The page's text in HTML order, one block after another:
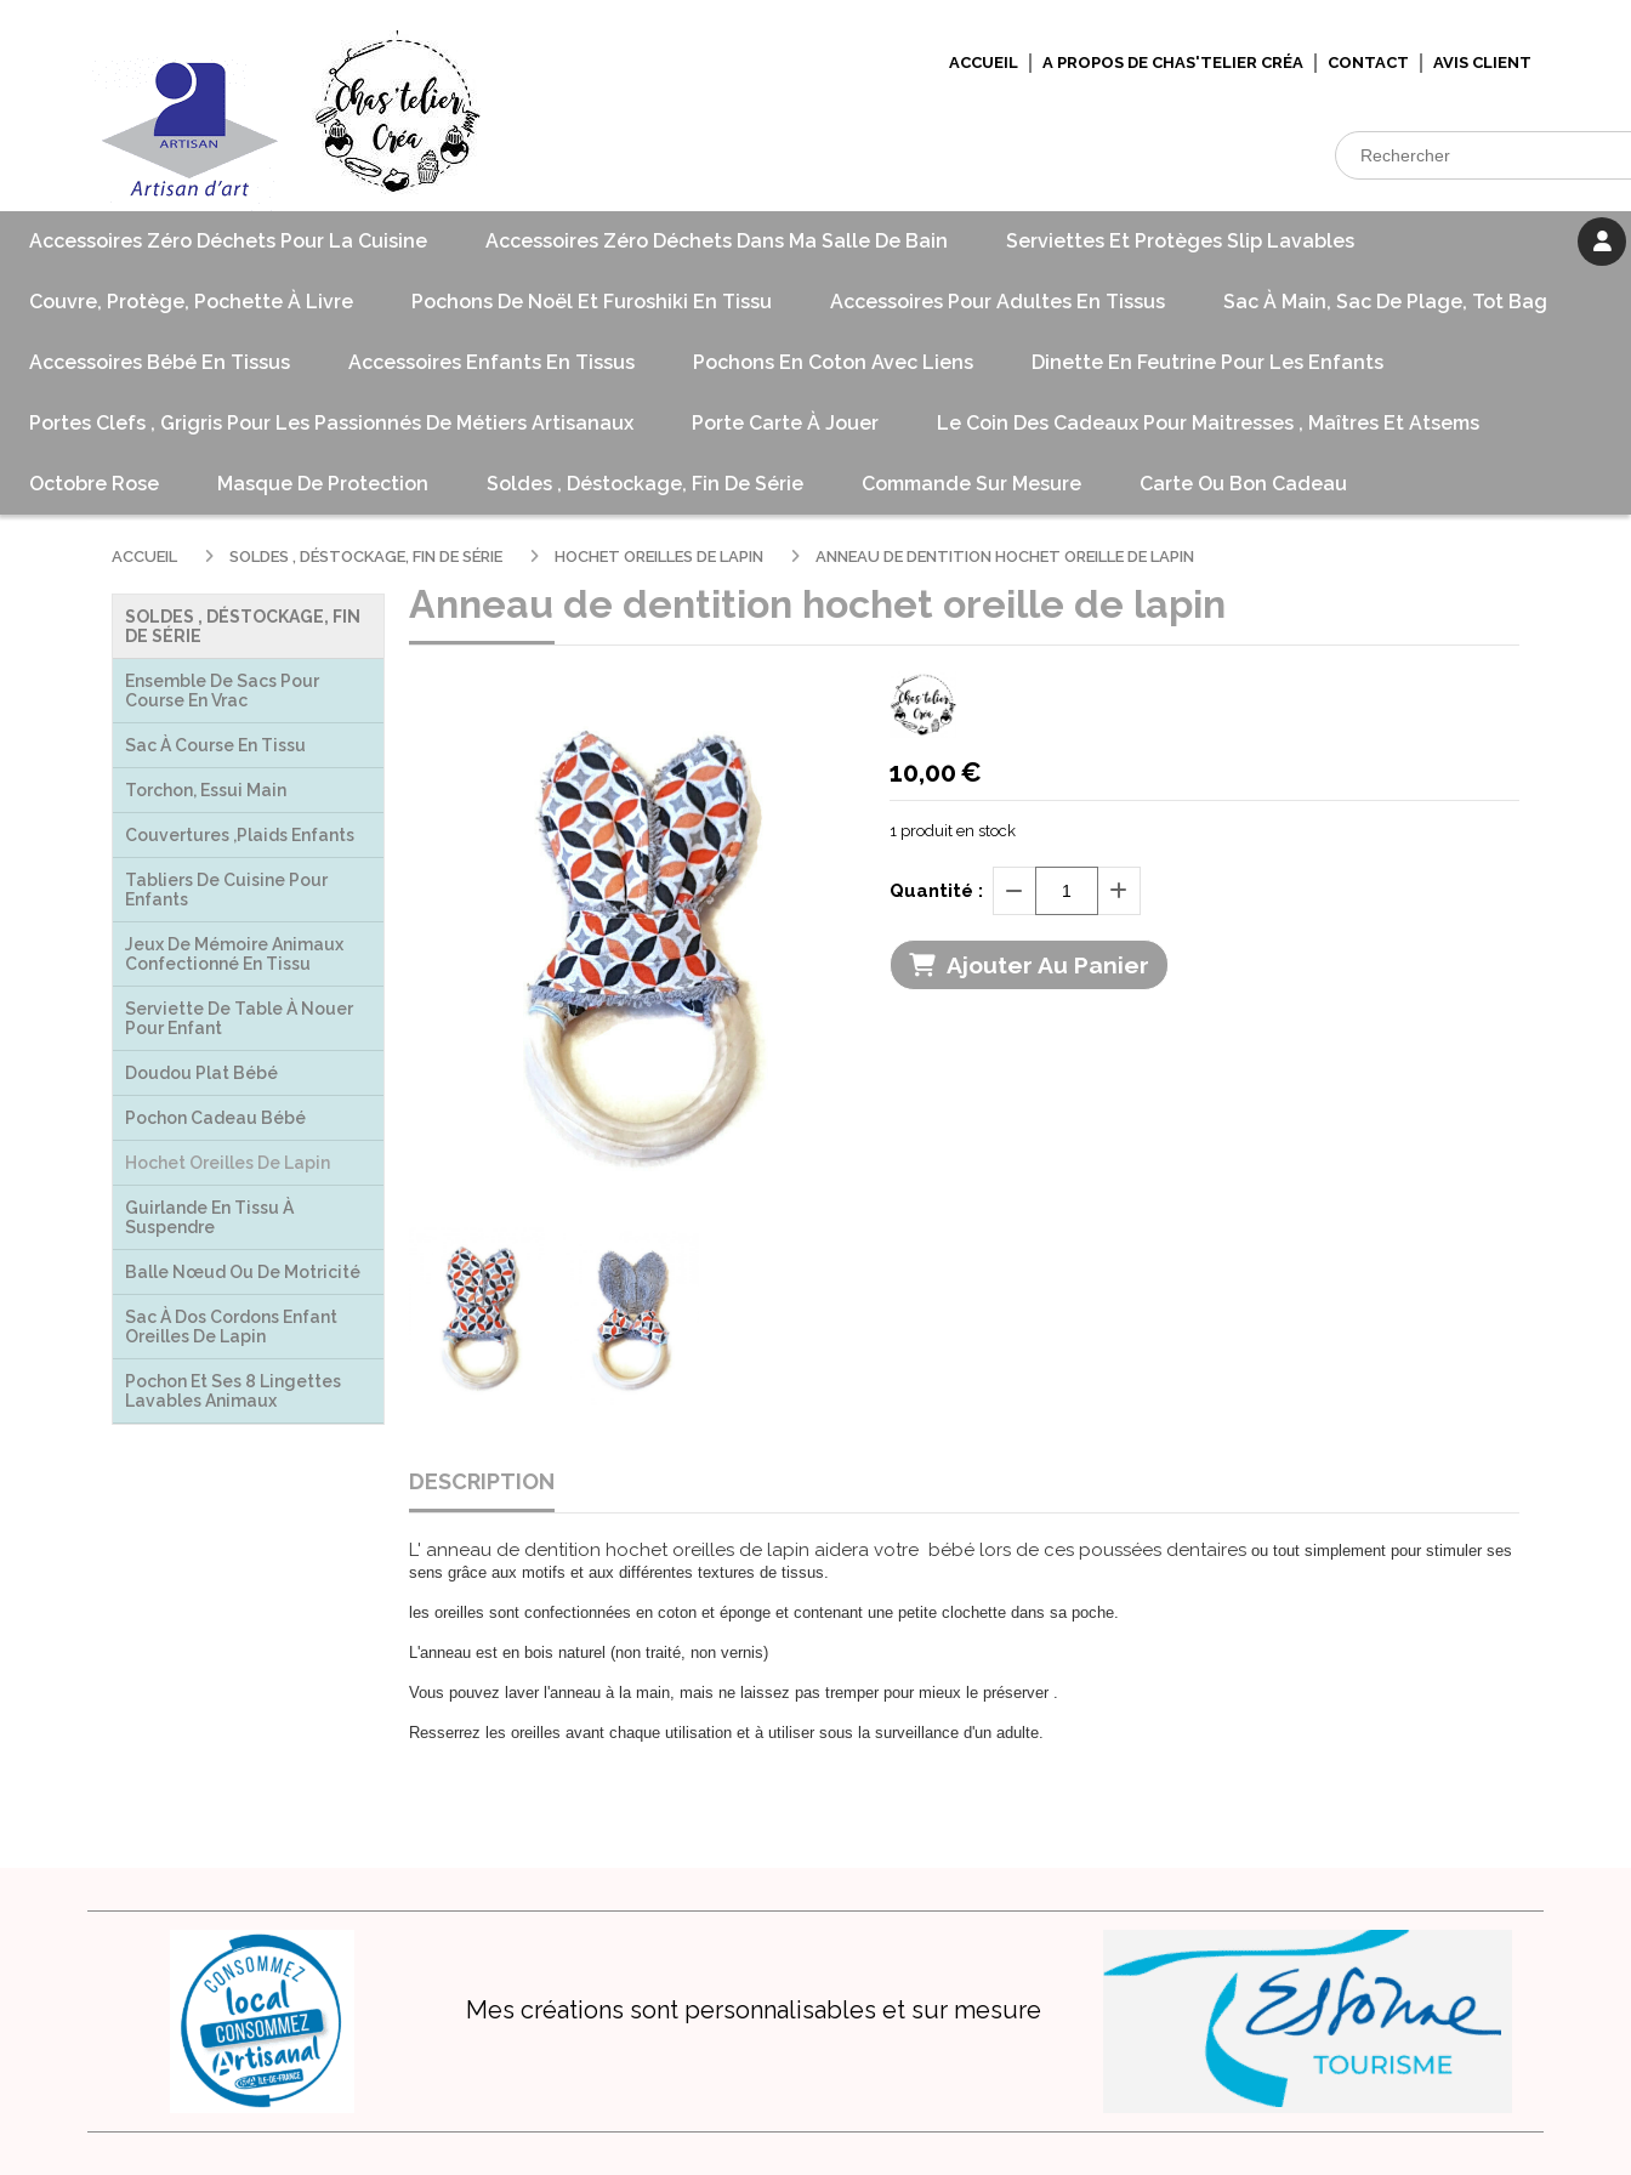
ACCUEIL A PROPOS DE CHAS'TELIER CRÉA CONTACT AVIS CLIENT
Accessoires Zéro Déchets Pour La Cuisine Accessoires Zéro Déchets Dans Ma Salle De Bain Serviettes Et Protèges Slip Lavables
Couvre, Protège, Pochette À Livre Pochons De Noël Et Furoshiki En Tissu Accessoires Pour Adultes En Tissus Sac À Main, Sac De Plage, Tot Bag
Accessoires Bébé En Tissus Accessoires Enfants En Tissus Pochons En Coton Avec Liens Dinette En Feutrine Pour Les Enfants
Portes Clefs , Grigris Pour Les Passionnés De Métiers Artisanaux Porte Carte À Jouer Le Coin Des Cadeaux Pour Maitresses , Maîtres Et Atsems
Octobre Rose Masque De Protection Soldes , Déstockage, Fin De Série Commande Sur Mesure Carte Ou Bon Cadeau
SOLDES , DÉSTOCKAGE, FIN
DE SÉRIE
Ensemble De Sacs Pour
Course En Vrac
Sac À Course En Tissu
Torchon, Essui Main
Couvertures ,plaids Enfants
Tabliers De Cuisine Pour
Enfants
Jeux De Mémoire Animaux
Confectionné En Tissu
Serviette De Table À Nouer
Pour Enfant
Doudou Plat Bébé
Pochon Cadeau Bébé
Hochet Oreilles De Lapin
Guirlande En Tissu À
Suspendre
Balle Nœud Ou De Motricité
Sac À Dos Cordons Enfant
Oreilles De Lapin
Pochon Et Ses 8 Lingettes
Lavables Animaux
ACCUEIL SOLDES , DÉSTOCKAGE, FIN DE SÉRIE HOCHET OREILLES DE LAPIN ANNEAU DE DENTITION HOCHET OREILLE DE LAPIN
Anneau de dentition hochet oreille de lapin
10,00€
1 produit en stock
Quantité :
Ajouter Au Panier
DESCRIPTION
L' anneau de dentition hochet oreilles de lapin aidera votre bébé lors de ces poussées dentaires ou tout simplement pour stimuler ses
sens grâce aux motifs et aux différentes textures de tissus.
les oreilles sont confectionnées en coton et éponge et contenant une petite clochette dans sa poche.
L'anneau est en bois naturel (non traité, non vernis)
Vous pouvez laver l'anneau à la main, mais ne laissez pas tremper pour mieux le préserver .
Resserrez les oreilles avant chaque utilisation et à utiliser sous la surveillance d'un adulte.
Mes créations sont personnalisables et sur mesure